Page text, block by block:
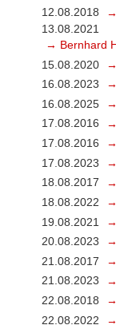
12.08.2018
13.08.2021
→ Bernhard
15.08.2020
16.08.2023
16.08.2025
17.08.2016
17.08.2016
17.08.2023
18.08.2017
18.08.2022
19.08.2021
20.08.2023
21.08.2017
21.08.2023
22.08.2018
22.08.2022